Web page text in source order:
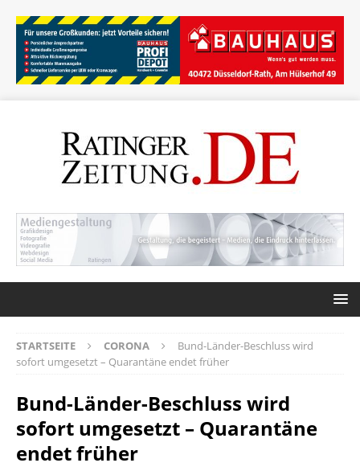
STARTSEITE CORONA
Bund-Länder-Beschluss wird
sofort umgesetzt – Quarantäne endet früher
Bund-Länder-Beschluss wird
sofort umgesetzt – Quarantäne
endet früher